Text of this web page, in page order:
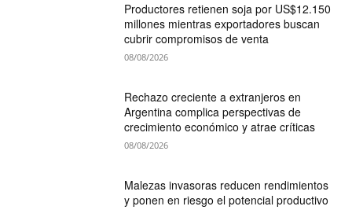
Productores retienen soja por US$12.150
millones mientras exportadores buscan
cubrir compromisos de venta
08/08/2026
Rechazo creciente a extranjeros en
Argentina complica perspectivas de
crecimiento económico y atrae críticas
08/08/2026
Malezas invasoras reducen rendimientos
y ponen en riesgo el potencial productivo